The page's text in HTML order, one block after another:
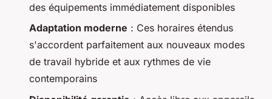
des équipements immédiatement disponibles
Adaptation moderne : Ces horaires étendus
s'accordent parfaitement aux nouveaux modes
de travail hybride et aux rythmes de vie
contemporains